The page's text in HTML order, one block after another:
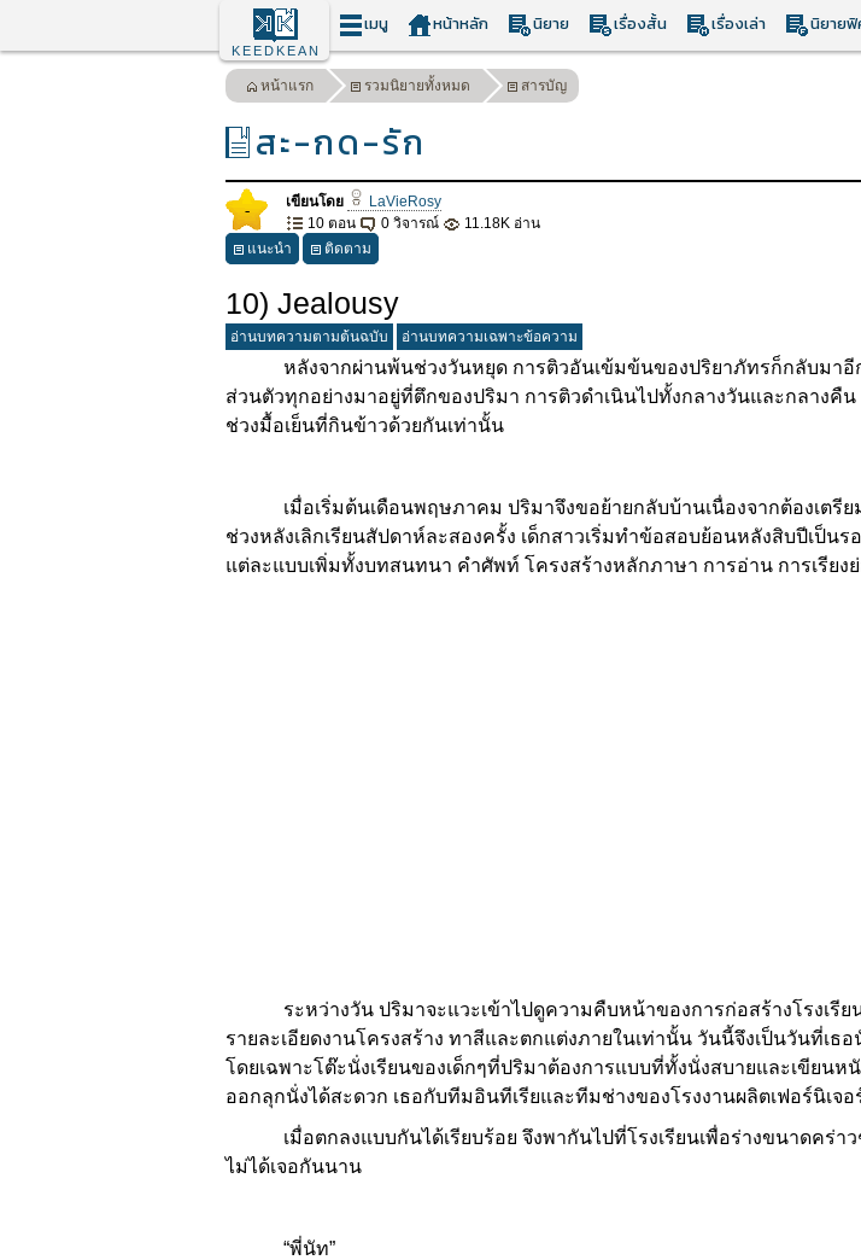
KEEDKEAN
เมนู หน้าหลัก นิยาย เรื่องสั้น เรื่องเล่า นิยาย
หน้าแรก รวมนิยายทั้งหมด สารบัญ
สะ-กด-รัก
- เขียนโดย LaVieRosy
10 ตอน
0 วิจารณ์
11.18K อ่าน
แนะนำ
ติดตาม
10) Jealousy
อ่านบทความตามต้นฉบับ อ่านบทความเฉพาะข้อความ
หลังจากผ่านพ้นช่วงวันหยุด การติวอันเข้มข้นของปริยาภัทรก็กลับมาอีก
ส่วนตัวทุกอย่างมาอยู่ที่ตึกของปริมา การติวดำเนินไปทั้งกลางวันและกลางคืน
ช่วงมื้อเย็นที่กินข้าวด้วยกันเท่านั้น
เมื่อเริ่มต้นเดือนพฤษภาคม ปริมาจึงขอย้ายกลับบ้านเนื่องจากต้องเตรีย
ช่วงหลังเลิกเรียนสัปดาห์ละสองครั้ง เด็กสาวเริ่มทำข้อสอบย้อนหลังสิบปีเป็
แต่ละแบบเพิ่มทั้งบทสนทนา คำศัพท์ โครงสร้างหลักภาษา การอ่าน การเรียง
ระหว่างวัน ปริมาจะแวะเข้าไปดูความคืบหน้าของการก่อสร้างโรงเรียน
รายละเอียดงานโครงสร้าง ทาสีและตกแต่งภายในเท่านั้น วันนี้จึงเป็นวันที่เ
โดยเฉพาะโต๊ะนั่งเรียนของเด็กๆที่ปริมาต้องการแบบที่ทั้งนั่งสบายและเขีย
ออกลุกนั่งได้สะดวก เธอกับทีมอินทีเรียและทีมช่างของโรงงานผลิตเฟอร์นิเจ
เมื่อตกลงแบบกันได้เรียบร้อย จึงพากันไปที่โรงเรียนเพื่อร่างขนาดคร่า
ไม่ได้เจอกันนาน
“พี่นัท”